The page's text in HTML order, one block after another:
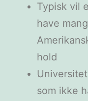
Typisk vil
have
hold
som ikke